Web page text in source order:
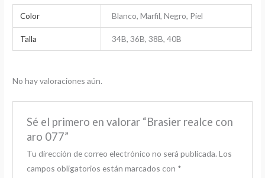
Color Blanco, Marfil, Negro, Piel
Talla 34B, 36B, 38B, 40B
No hay valoraciones aún.
Sé el primero en valorar “Brasier realce con
aro 077”
Tu dirección de correo electrónico no será publicada. Los
campos obligatorios están marcados con *